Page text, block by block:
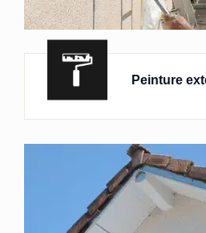
Peinture